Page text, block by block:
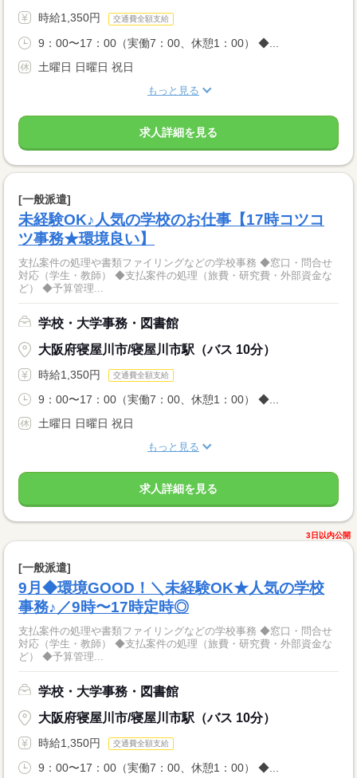
時給1,350円 交通費全額支給
9：00〜17：00（実働7：00、休憩1：00） ◆...
土曜日 日曜日 祝日
もっと見る
求人詳細を見る
[一般派遣]
未経験OK♪人気の学校のお仕事【17時コツコ
ツ事務★環境良い】
支払案件の処理や書類ファイリングなどの学校事務 ◆窓口・問合せ
対応（学生・教師） ◆支払案件の処理（旅費・研究費・外部資金な
ど） ◆予算管理...
学校・大学事務・図書館
大阪府寝屋川市/寝屋川市駅（バス 10分）
時給1,350円 交通費全額支給
9：00〜17：00（実働7：00、休憩1：00） ◆...
土曜日 日曜日 祝日
もっと見る
求人詳細を見る
3日以内公開
[一般派遣]
9月◆環境GOOD！＼未経験OK★人気の学校
事務♪／9時〜17時定時◎
支払案件の処理や書類ファイリングなどの学校事務 ◆窓口・問合せ
対応（学生・教師） ◆支払案件の処理（旅費・研究費・外部資金な
ど） ◆予算管理...
学校・大学事務・図書館
大阪府寝屋川市/寝屋川市駅（バス 10分）
時給1,350円 交通費全額支給
9：00〜17：00（実働7：00、休憩1：00） ◆...